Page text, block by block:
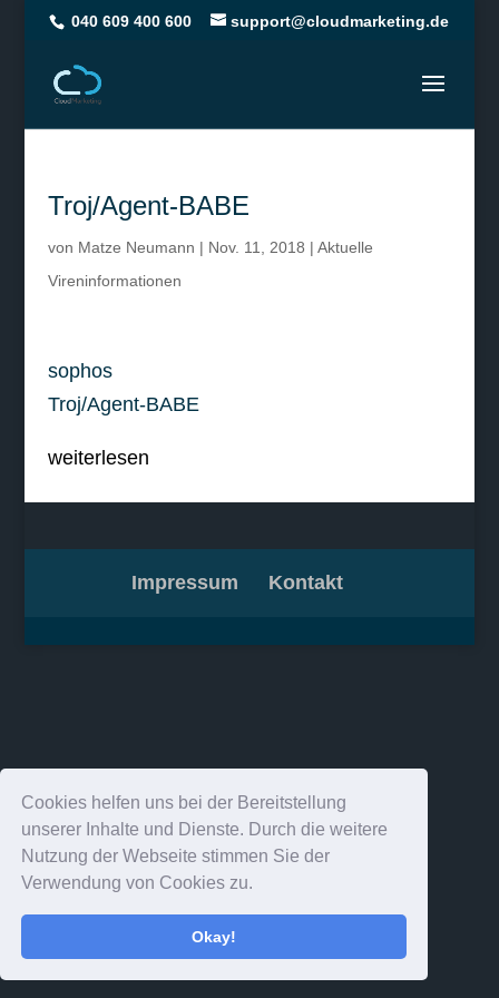
Cookies helfen uns bei der Bereitstellung
unserer Inhalte und Dienste. Durch die weitere
Nutzung der Webseite stimmen Sie der
Verwendung von Cookies zu.
Okay!
040 609 400 600 support@cloudmarketing.de
Troj/Agent-BABE
von Matze Neumann | Nov. 11, 2018 | Aktuelle
Vireninformationen
sophos
Troj/Agent-BABE
weiterlesen
Impressum Kontakt